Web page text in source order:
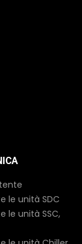
le unità SDC
le unità SSC,